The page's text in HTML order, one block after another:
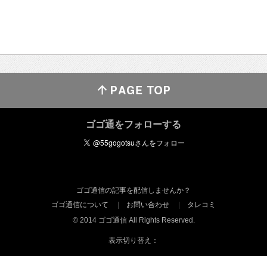
ゴゴ通をフォローする
ゴゴ通信の記事を配信しませんか？
ゴゴ通信について
お問い合わせ
タレコミ
© 2014 ゴゴ通信 All Rights Reserved.
表示切り替え：